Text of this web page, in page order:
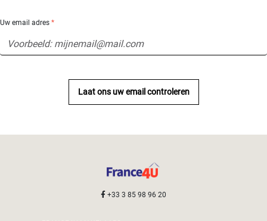
Uw email adres *
Laat ons uw email controleren
+33 3 85 98 96 20